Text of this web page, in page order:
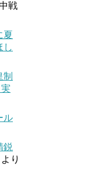
戦
夏
し
ル
鋭
より